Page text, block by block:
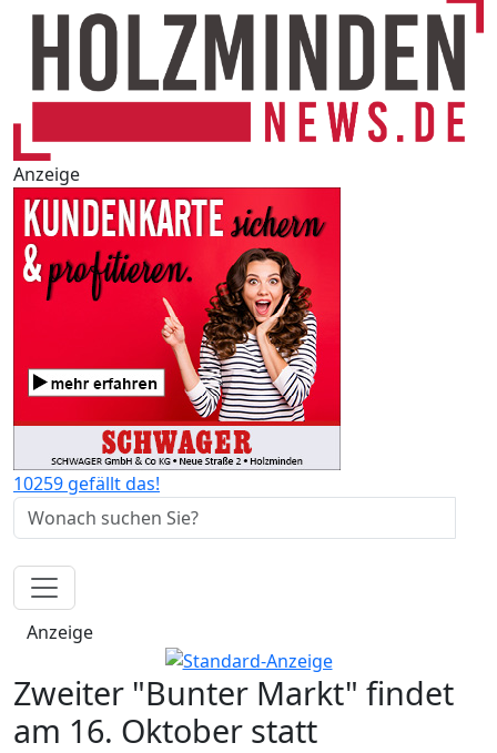
Anzeige
10259 gefällt das!
Anzeige
Zweiter "Bunter Markt" findet
am 16. Oktober statt